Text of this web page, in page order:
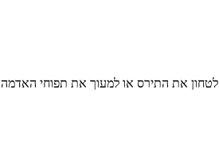
את התירס או למעוך את תפוחי